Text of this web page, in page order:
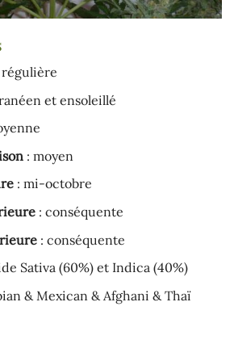
et ensoleillé
: moyen
: mi-octobre
: conséquente
: conséquente
Sativa (60%) et Indica (40%)
& Mexican & Afghani & Thaï